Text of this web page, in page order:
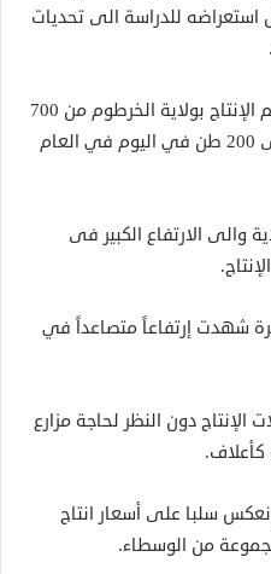
للدراسة الى تحديات
ونوه الى الانخفاض الحاد في حجم الإنتاج بولاية الخرطوم من 700
طن في اليوم في العام 2017 إلى 200 طن في اليوم في العام
والى الارتفاع الكبير فى
شهدت إرتفاعاً متصاعداً في
دون النظر لحاجة مزارع
كأعلاف.
سلبا على أسعار انتاج
من الوسطاء.